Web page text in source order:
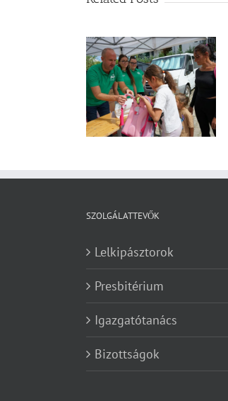
Nagy érdeklődés övezi a
Károli képzéseit
SZOLGÁLATTEVŐK
Lelkipásztorok
Presbitérium
Igazgatótanács
Bizottságok